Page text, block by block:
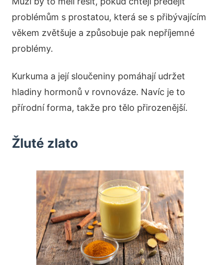
problémům s prostatou, která se s přibývajícím
věkem zvětšuje a způsobuje pak nepříjemné
problémy.
Kurkuma a její sloučeniny pomáhají udržet
hladiny hormonů v rovnováze. Navíc je to
přírodní forma, takže pro tělo přirozenější.
Žluté zlato